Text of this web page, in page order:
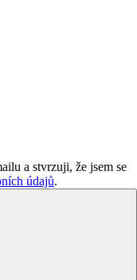
a stvrzuji, že jsem se
údajů.